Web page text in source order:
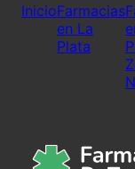
InicioFarmacias
en La
Plata